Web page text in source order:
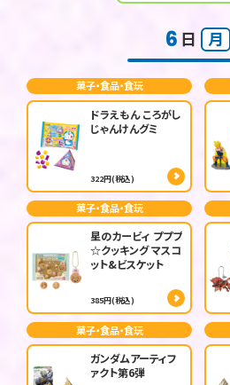
6 日 月
菓子・食品・食玩
ドラえもん ころがし
じゃんけんグミ
322円(税込)
菓子・食品・食玩
星のカービィ プププ
☆クッキング マスコ
ット&ビスケット
385円(税込)
菓子・食品・食玩
ガンダムアーティフ
ァクト第6弾